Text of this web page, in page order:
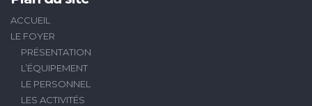
ACCUEIL
LE FOYER
PRÉSENTATION
L’ÉQUIPEMENT
LE PERSONNEL
LES ACTIVITÉS